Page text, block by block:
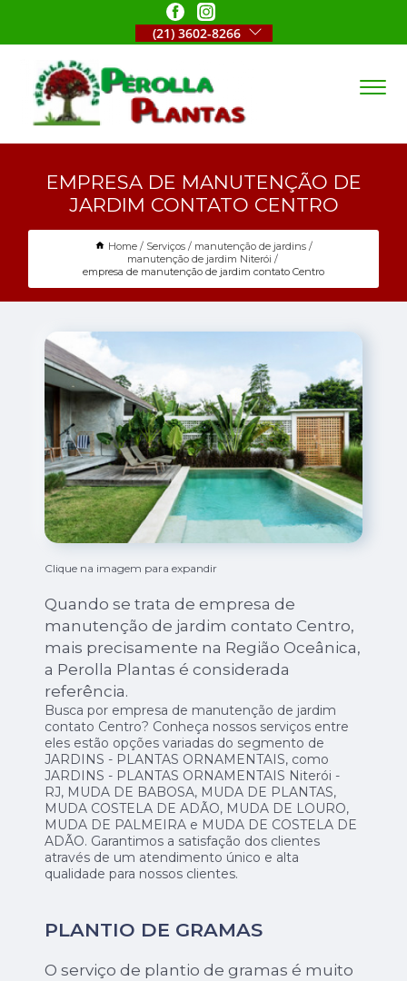
(21) 3602-8266
EMPRESA DE MANUTENÇÃO DE
JARDIM CONTATO CENTRO
Home Serviços
manutenção de jardins
manutenção de jardim Niterói
empresa de manutenção de jardim contato Centro
Clique na imagem para expandir
Quando se trata de empresa de
manutenção de jardim contato Centro,
mais precisamente na Região Oceânica,
a Perolla Plantas é considerada
referência.
Busca por empresa de manutenção de jardim
contato Centro? Conheça nossos serviços entre
eles estão opções variadas do segmento de
JARDINS - PLANTAS ORNAMENTAIS, como
JARDINS - PLANTAS ORNAMENTAIS Niterói -
RJ, MUDA DE BABOSA, MUDA DE PLANTAS,
MUDA COSTELA DE ADÃO, MUDA DE LOURO,
MUDA DE PALMEIRA e MUDA DE COSTELA DE
ADÃO. Garantimos a satisfação dos clientes
através de um atendimento único e alta
qualidade para nossos clientes.
PLANTIO DE GRAMAS
O serviço de plantio de gramas é muito